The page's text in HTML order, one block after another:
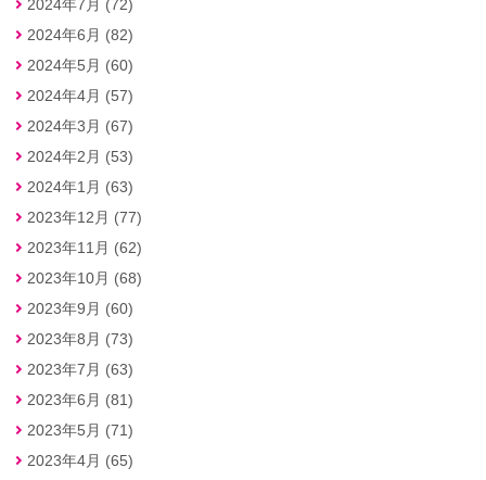
2024年7月 (72)
2024年6月 (82)
2024年5月 (60)
2024年4月 (57)
2024年3月 (67)
2024年2月 (53)
2024年1月 (63)
2023年12月 (77)
2023年11月 (62)
2023年10月 (68)
2023年9月 (60)
2023年8月 (73)
2023年7月 (63)
2023年6月 (81)
2023年5月 (71)
2023年4月 (65)